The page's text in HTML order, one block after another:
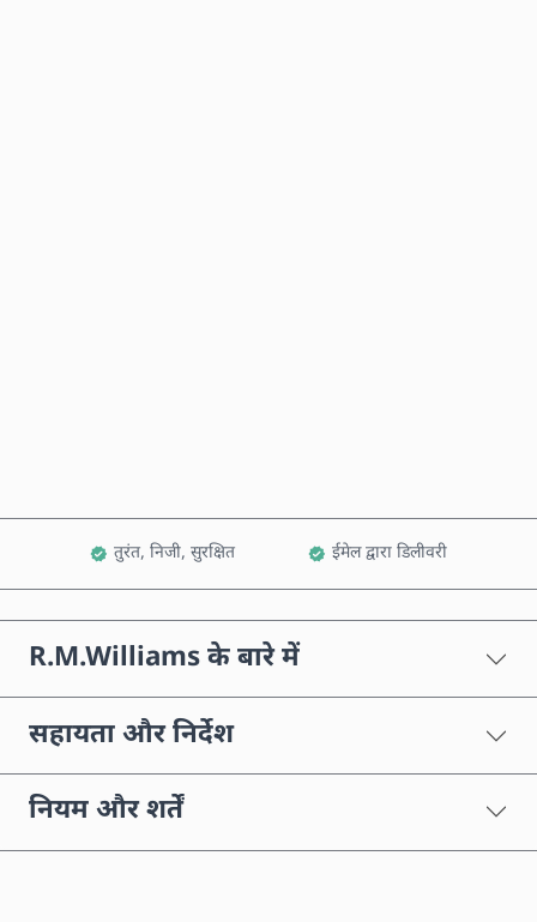
तुरंत, निजी, सुरक्षित ईमेल द्वारा डिलीवरी
R.M.Williams के बारे में
सहायता और निर्देश
नियम और शर्तें